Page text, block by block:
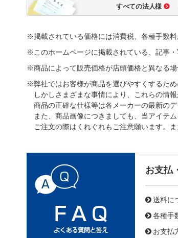
すべての法人様
※掲載されている価格には消費税、各種手数
※このホームページに掲載されている、記事
※商品によって販売価格が店頭価格と異なる場
※弊社ではお客様が商品を選びやすくするた
しかしさまざまな事情により、これらの情
商品の正確な仕様等は各メーカーの最新の
また、商品画像につきましても、当アイテ
ご注文の際はくれぐれもご注意願います。
お支払
送料に
各種手
お支払